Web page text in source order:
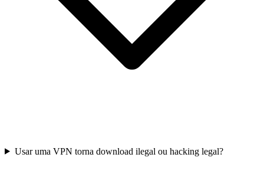
Usar uma VPN torna download ilegal ou hacking legal?